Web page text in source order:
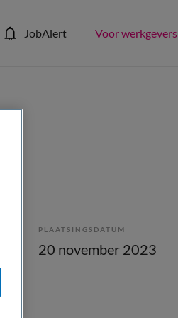
JobAlert Voor werkgevers
PLAATSINGSDATUM
20 november 2023